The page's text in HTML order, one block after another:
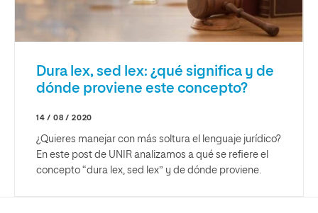
Dura lex, sed lex: ¿qué significa y de
dónde proviene este concepto?
14 / 08 / 2020
¿Quieres manejar con más soltura el lenguaje jurídico?
En este post de UNIR analizamos a qué se refiere el
concepto “dura lex, sed lex” y de dónde proviene.